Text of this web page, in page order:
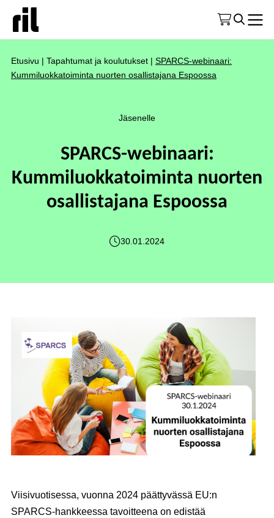
Etusivu | Tapahtumat ja koulutukset | SPARCS-webinaari:
Kummiluokkatoiminta nuorten osallistajana Espoossa
Jäsenelle
SPARCS-webinaari:
Kummiluokkatoiminta nuorten
osallistajana Espoossa
30.01.2024
Viisivuotisessa, vuonna 2024 päättyvässä EU:n
SPARCS-hankkeessa tavoitteena on edistää